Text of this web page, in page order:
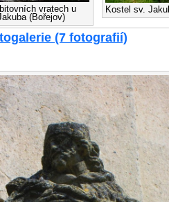
vratech u
(Bořejov)
Kostel sv.
(7 fotografií)